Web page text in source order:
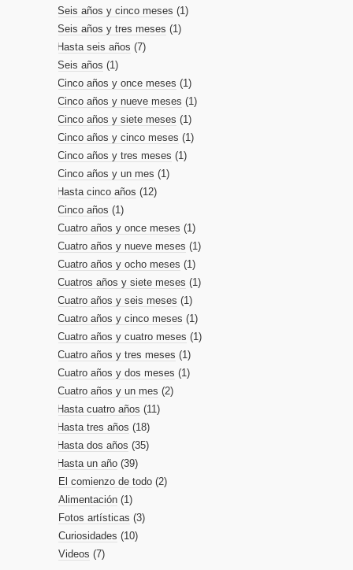
Seis años y cinco meses (1)
Seis años y tres meses (1)
Hasta seis años (7)
Seis años (1)
Cinco años y once meses (1)
Cinco años y nueve meses (1)
Cinco años y siete meses (1)
Cinco años y cinco meses (1)
Cinco años y tres meses (1)
Cinco años y un mes (1)
Hasta cinco años (12)
Cinco años (1)
Cuatro años y once meses (1)
Cuatro años y nueve meses (1)
Cuatro años y ocho meses (1)
Cuatros años y siete meses (1)
Cuatro años y seis meses (1)
Cuatro años y cinco meses (1)
Cuatro años y cuatro meses (1)
Cuatro años y tres meses (1)
Cuatro años y dos meses (1)
Cuatro años y un mes (2)
Hasta cuatro años (11)
Hasta tres años (18)
Hasta dos años (35)
Hasta un año (39)
El comienzo de todo (2)
Alimentación (1)
Fotos artísticas (3)
Curiosidades (10)
Videos (7)